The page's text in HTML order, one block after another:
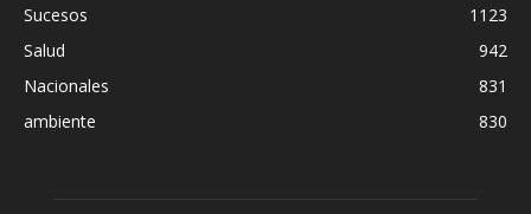
Sucesos
1123
Salud
942
Nacionales
831
ambiente
830